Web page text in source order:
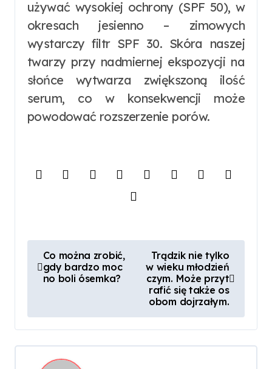
używać wysokiej ochrony (SPF 50), w
okresach jesienno – zimowych
wystarczy filtr SPF 30. Skóra naszej
twarzy przy nadmiernej ekspozycji na
słońce wytwarza zwiększoną ilość
serum, co w konsekwencji może
powodować rozszerzenie porów.
a
i
g
Co można zrobić,
gdy bardzo moc
no boli ósemka?
Trądzik nie tylko
w wieku młodzień
czym. Może przyt
rafić się także os
obom dojrzałym.